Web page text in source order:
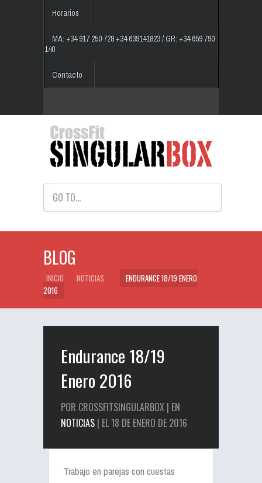
Horarios
MA: +34 917 250 728 +34 639141823 / GR: +34 659 790
140
Contacto
GO TO...
BLOG
INICIO NOTICIAS
ENDURANCE 18/19 ENERO
2016
Endurance 18/19
Enero 2016
POR CROSSFITSINGULARBOX | EN
NOTICIAS | EL 18 DE ENERO DE 2016
Trabajo en parejas con cuestas